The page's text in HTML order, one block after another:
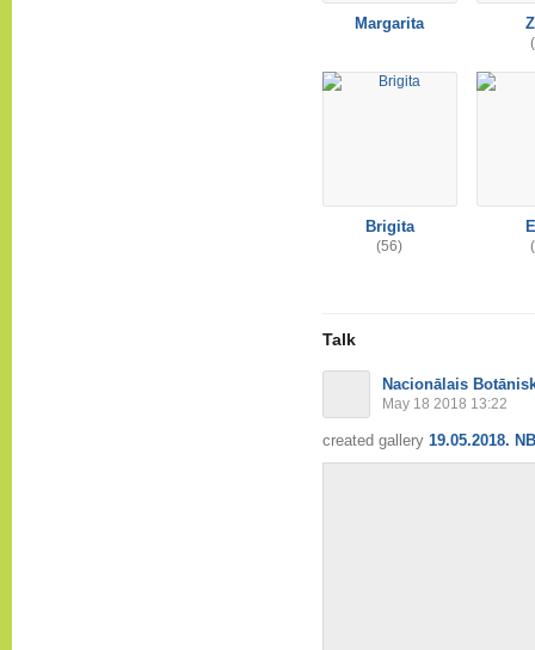
Margarita
Brigita
(56)
Talk
Nacionālais
May 18 2018 13:22
created gallery 19.05.2018.